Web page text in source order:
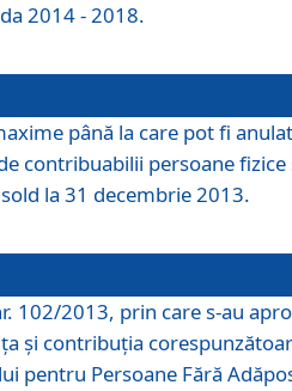
2014 - 2018.
până la care pot fi
contribuabilii persoane fizice
la 31 decembrie 2013.
102/2013, prin care s-au
şi contribuţia
pentru Persoane Fără